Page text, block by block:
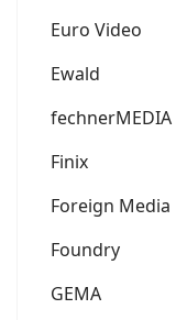
Euro Video
Ewald
fechnerMEDIA
Finix
Foreign Media
Foundry
GEMA